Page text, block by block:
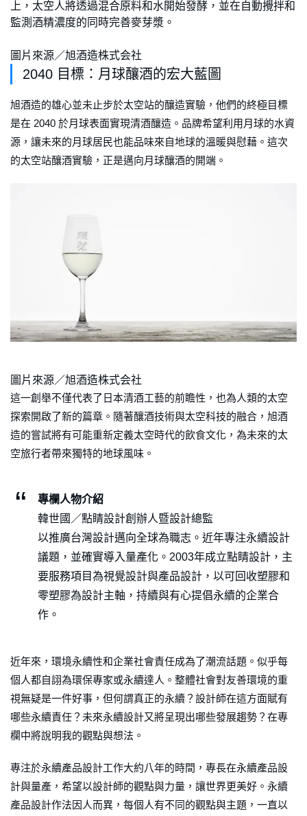
上，太空人將透過混合原料和水開始發酵，並在自動攪拌和
監測酒精濃度的同時完善麥芽漿。
圖片來源／旭酒造株式会社
2040 目標：月球釀酒的宏大藍圖
旭酒造的雄心並未止步於太空站的釀造實驗，他們的終極目標
是在 2040 於月球表面實現清酒釀造。品牌希望利用月球的水資
源，讓未來的月球居民也能品味來自地球的溫暖與慰藉。這次
的太空站釀酒實驗，正是邁向月球釀酒的開端。
圖片來源／旭酒造株式会社
這一創舉不僅代表了日本清酒工藝的前瞻性，也為人類的太空
探索開啟了新的篇章。隨著釀酒技術與太空科技的融合，旭酒
造的嘗試將有可能重新定義太空時代的飲食文化，為未來的太
空旅行者帶來獨特的地球風味。
專欄人物介紹
韓世國／點睛設計創辦人暨設計總監
以推廣台灣設計邁向全球為職志。近年專注永續設計
議題，並確實導入量產化。2003年成立點睛設計，主
要服務項目為視覺設計與產品設計，以可回收塑膠和
零塑膠為設計主軸，持續與有心提倡永續的企業合
作。
近年來，環境永續性和企業社會責任成為了潮流話題。似乎每
個人都自詡為環保專家或永續達人。整體社會對友善環境的重
視無疑是一件好事，但何謂真正的永續？設計師在這方面賦有
哪些永續責任？未來永續設計又將呈現出哪些發展趨勢？在專
欄中將說明我的觀點與想法。
專注於永續產品設計工作大約八年的時間，專長在永續產品設
計與量產，希望以設計師的觀點與力量，讓世界更美好。永續
產品設計作法因人而異，每個人有不同的觀點與主題，一直以